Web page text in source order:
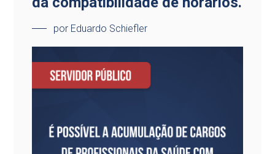
por Eduardo Schiefler